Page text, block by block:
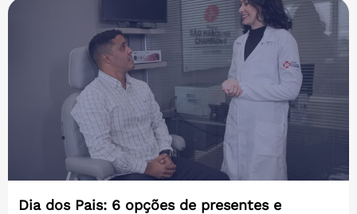
Dia dos Pais: 6 opções de presentes e